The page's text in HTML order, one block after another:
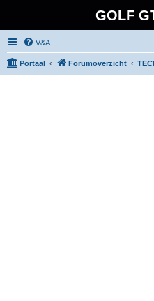
GOLF
V&A
Portaal Forumoverzicht